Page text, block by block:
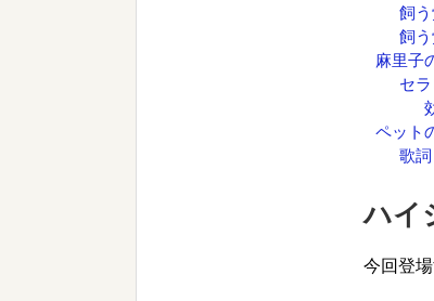
飼
飼
麻里子
セ
ペット
歌詞
ハイ
今回登